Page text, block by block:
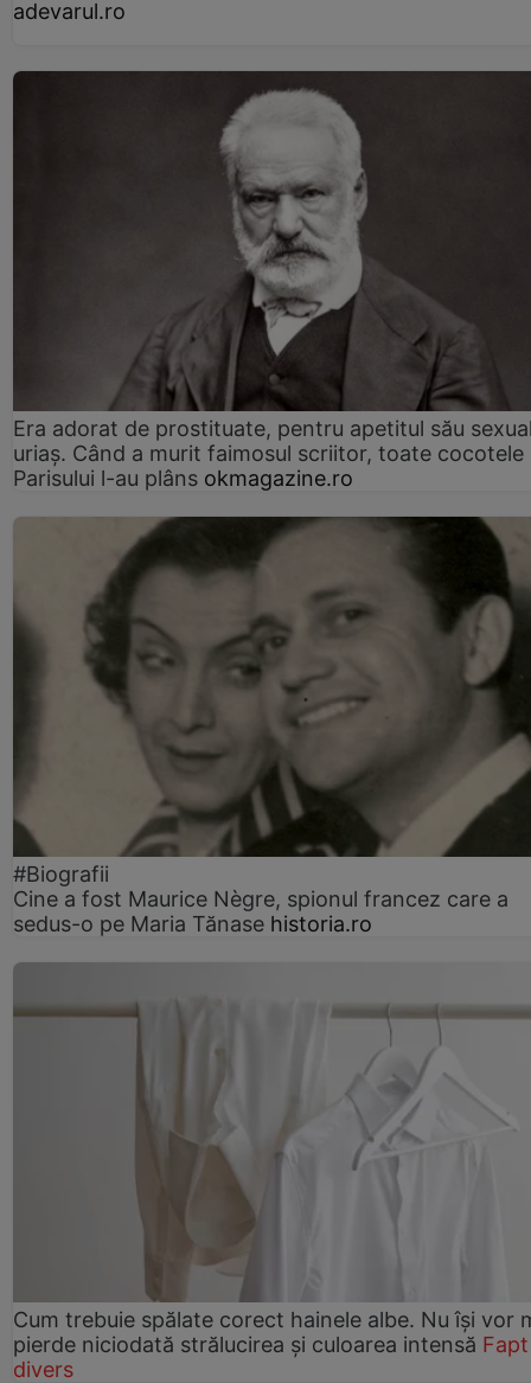
adevarul.ro
Era adorat de prostituate, pentru apetitul său
uriaș. Când a murit faimosul scriitor, toate cocotele
Parisului l-au plâns okmagazine.ro
#Biografii
Cine a fost Maurice Nègre, spionul francez care a
sedus-o pe Maria Tănase historia.ro
Cum trebuie spălate corect hainele albe. Nu își vor
pierde niciodată strălucirea și culoarea intensă Fapt
divers